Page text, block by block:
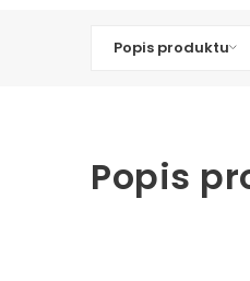
Popis produktu
Popis